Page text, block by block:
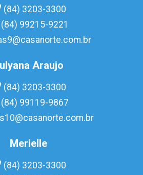
(84) 3203-3300
(84) 99215-9221
Araujo
(84) 3203-3300
(84) 99119-9867
Merielle
(84) 3203-3300